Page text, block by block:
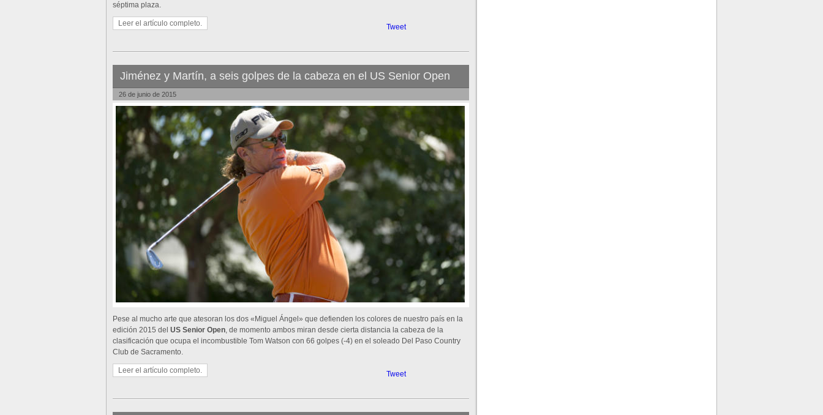
séptima plaza.
Leer el artículo completo. Tweet
Jiménez y Martín, a seis golpes de la cabeza en el US Senior Open
26 de junio de 2015
Pese al mucho arte que atesoran los dos «Miguel Ángel» que defienden los colores de nuestro país en la
edición 2015 del US Senior Open, de momento ambos miran desde cierta distancia la cabeza de la
clasificación que ocupa el incombustible Tom Watson con 66 golpes (-4) en el soleado Del Paso Country
Club de Sacramento.
Leer el artículo completo. Tweet